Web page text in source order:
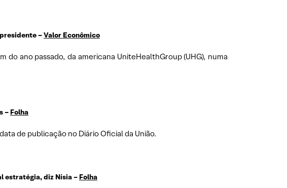
–Valor Econômico
do ano passado, da americana UniteHealthGroup (UHG), numa
– Folha
de publicação no Diário Oficial da União.
estratégia, diz Nísia – Folha